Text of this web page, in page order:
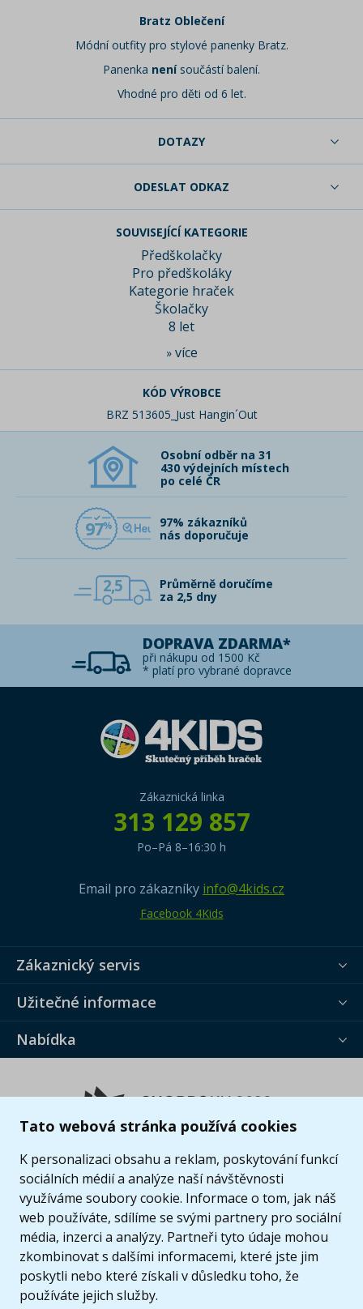
Tato webová stránka používá cookies
K personalizaci obsahu a reklam, poskytování funkcí
sociálních médií a analýze naší návštěvnosti
využíváme soubory cookie. Informace o tom, jak náš
web používáte, sdílíme se svými partnery pro sociální
média, inzerci a analýzy. Partneři tyto údaje mohou
zkombinovat s dalšími informacemi, které jste jim
poskytli nebo které získali v důsledku toho, že
používáte jejich služby.
Bratz Oblečení
Módní outfity pro stylové panenky Bratz.
Panenka nenísoučástí balení.
Vhodné pro děti od 6 let.
DOTAZY
ODESLAT ODKAZ
SOUVISEJÍCÍ KATEGORIE
Předškolačky
Pro předškoláky
Kategorie hraček
Školačky
8 let
» více
KÓD VÝROBCE
BRZ 513605_Just Hangin´Out
Osobní odběr na 31
430 výdejních místech
po celé ČR
97
97% zákazníků
nás doporučuje
2,5
Průměrně doručíme
za 2,5 dny
DOPRAVA ZDARMA*
při nákupu od 1500 Kč
* platí pro vybrané dopravce
Zákaznická linka
313 129 857
Po–Pá 8–16:30 h
Email pro zákazníky info@4kids.cz
Facebook 4Kids
Zákaznický servis
Užitečné informace
Nabídka